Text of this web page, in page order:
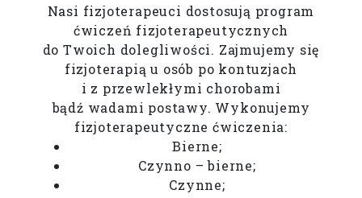
Nasi fizjoterapeuci dostosują program
ćwiczeń fizjoterapeutycznych
do Twoich dolegliwości. Zajmujemy się
fizjoterapią u osób po kontuzjach
i z przewlekłymi chorobami
bądź wadami postawy. Wykonujemy
fizjoterapeutyczne ćwiczenia:
Bierne;
Czynno – bierne;
Czynne;